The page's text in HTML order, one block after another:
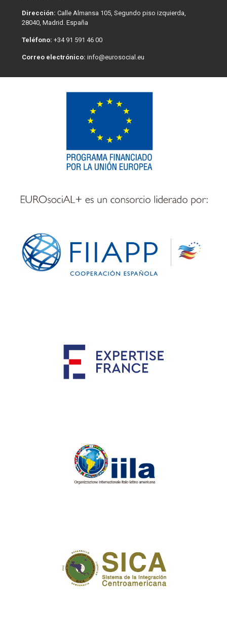
Dirección: Calle Almansa 105, Segundo piso izquierda,
28040, Madrid. España
Teléfono: +34 91 591 46 00
Correo electrónico: info@eurosocial.eu